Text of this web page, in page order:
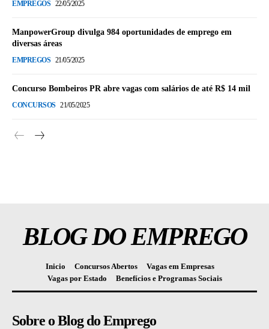
EMPREGOS 22/05/2025
ManpowerGroup divulga 984 oportunidades de emprego em
diversas áreas
EMPREGOS 21/05/2025
Concurso Bombeiros PR abre vagas com salários de até R$ 14 mil
CONCURSOS 21/05/2025
BLOG DO EMPREGO
Inicio Concursos Abertos
Vagas em Empresas
Vagas por Estado
Benefícios e Programas Sociais
Sobre o Blog do Emprego